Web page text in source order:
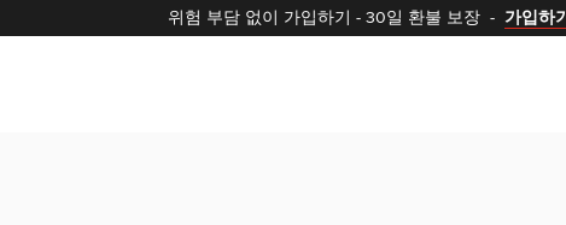
위험 부담 없이 가입하기 - 30일 환불 보장 - 가입하기